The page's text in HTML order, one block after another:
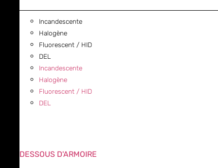
Incandescente
Halogène
Fluorescent / HID
DEL
Incandescente
Halogène
Fluorescent / HID
DEL
DESSOUS D'ARMOIRE